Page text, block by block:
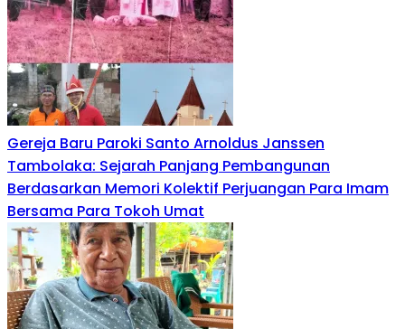
Gereja Baru Paroki Santo Arnoldus Janssen
Tambolaka: Sejarah Panjang Pembangunan
Berdasarkan Memori Kolektif Perjuangan Para Imam
Bersama Para Tokoh Umat